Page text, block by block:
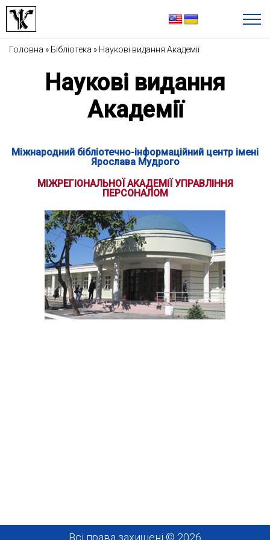
Головна » Бібліотека » Наукові видання Академії
Наукові видання
Академії
Міжнародний бібліотечно-інформаційний центр імені
Ярослава Мудрого
МІЖРЕГІОНАЛЬНОЇ АКАДЕМІЇ УПРАВЛІННЯ
ПЕРСОНАЛОМ
Всі права захищені © 2026